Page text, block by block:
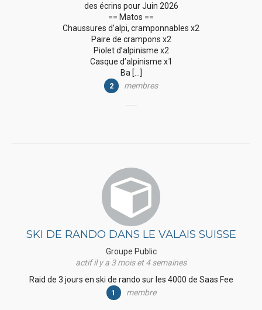
des écrins pour Juin 2026
== Matos ==
Chaussures d’alpi, cramponnables x2
Paire de crampons x2
Piolet d’alpinisme x2
Casque d’alpinisme x1
Ba […]
2 membres
SKI DE RANDO DANS LE VALAIS SUISSE
Groupe Public
actif il y a 3 mois et 4 semaines
Raid de 3 jours en ski de rando sur les 4000 de Saas Fee
1 membre